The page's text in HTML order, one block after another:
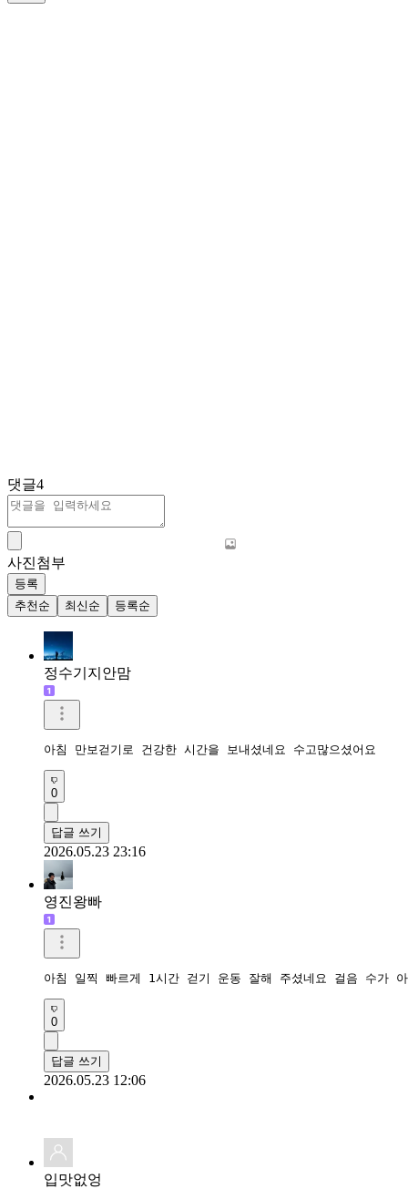
댓글4
사진첨부
등록
추천순
최신순 등록순
정수기지안맘
아침 만보걷기로 건강한 시간을 보내셨네요 수고많으셨어요
0
답글 쓰기
2026.05.23 23:16
영진왕빠
아침 일찍 빠르게 1시간 걷기 운동 잘해 주셨네요 걸음 수가 아
0
답글 쓰기
2026.05.23 12:06
입맛없엉